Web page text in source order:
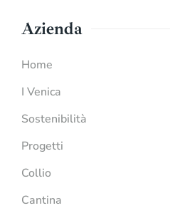
Azienda
Home
I Venica
Sostenibilità
Progetti
Collio
Cantina